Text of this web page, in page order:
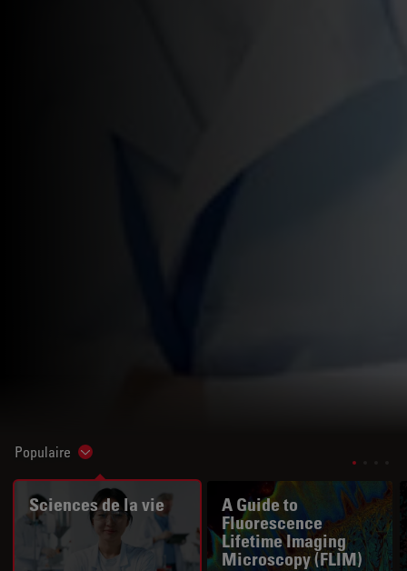
Populaire Show subnavigation
Sciences de la vie
A Guide to
Fluorescence
Lifetime Imaging
Microscopy (FLIM)